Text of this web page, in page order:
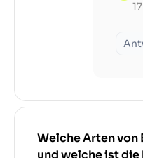
Welche Arten von
und welche ist